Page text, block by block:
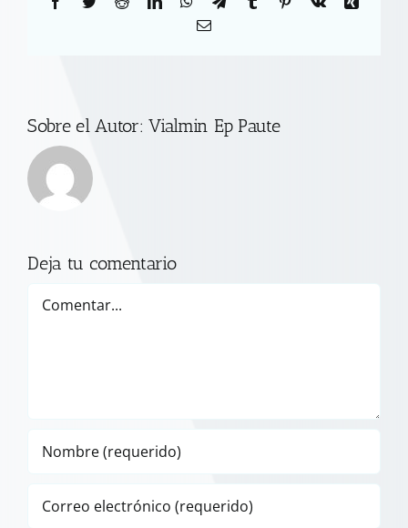
Correo
Sobre el Autor:Vialmin Ep Paute
Deja tu comentario